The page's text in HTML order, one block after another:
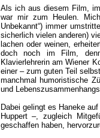
Als ich aus diesem Film,
war mir zum Heulen.
Unbekannt“) immer
sicherlich vielen anderen)
lachen oder weinen,
doch noch im Film,
Klavierlehrerin am Wiener
einer – zum guten Teil
manchmal humoristische
und
Dabei gelingt es Haneke
Huppert –, zugleich
geschaffen haben,